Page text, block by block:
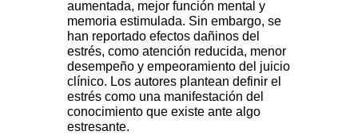
aumentada, mejor función mental y
memoria estimulada. Sin embargo, se
han reportado efectos dañinos del
estrés, como atención reducida, menor
desempeño y empeoramiento del juicio
clínico. Los autores plantean definir el
estrés como una manifestación del
conocimiento que existe ante algo
estresante.